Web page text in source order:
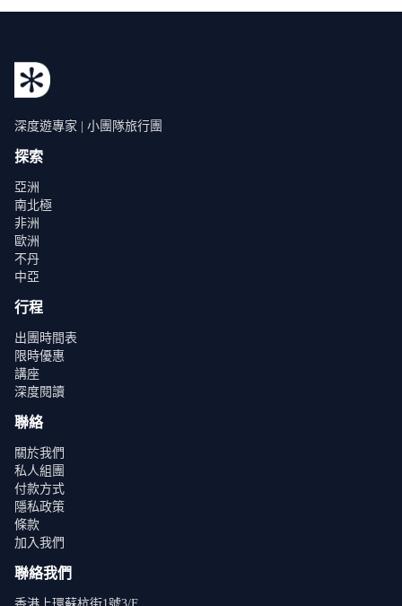
深度遊專家 | 小團隊旅行團
探索
亞洲
南北極
非洲
歐洲
不丹
中亞
行程
出團時間表
限時優惠
講座
深度閱讀
聯絡
關於我們
私人組團
付款方式
隱私政策
條款
加入我們
聯絡我們